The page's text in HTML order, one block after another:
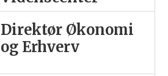
Direktør Økonomi
og Erhverv